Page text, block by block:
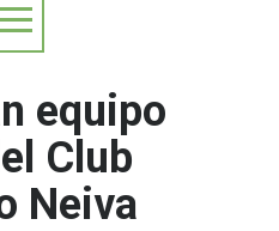
equipo
Club
Neiva